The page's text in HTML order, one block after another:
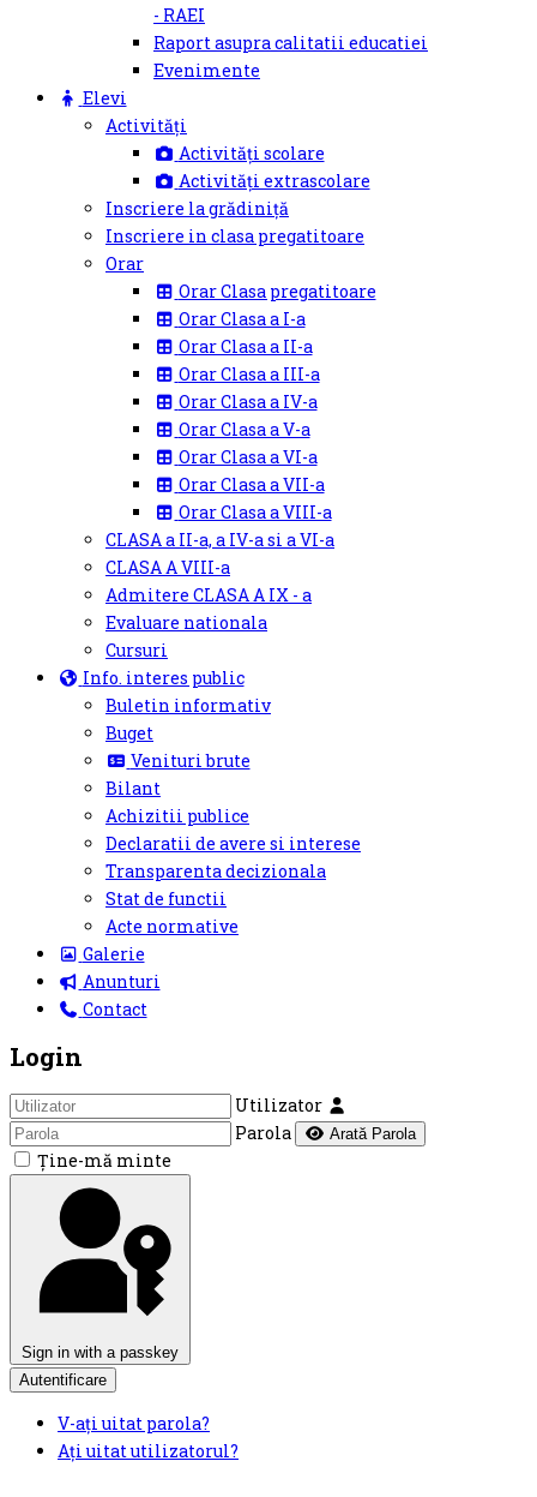
- RAEI
Raport asupra calitatii educatiei
Evenimente
Elevi
Activități
Activități scolare
Activități extrascolare
Inscriere la grădiniță
Inscriere in clasa pregatitoare
Orar
Orar Clasa pregatitoare
Orar Clasa a I-a
Orar Clasa a II-a
Orar Clasa a III-a
Orar Clasa a IV-a
Orar Clasa a V-a
Orar Clasa a VI-a
Orar Clasa a VII-a
Orar Clasa a VIII-a
CLASA a II-a, a IV-a si a VI-a
CLASA A VIII-a
Admitere CLASA A IX - a
Evaluare nationala
Cursuri
Info. interes public
Buletin informativ
Buget
Venituri brute
Bilant
Achizitii publice
Declaratii de avere si interese
Transparenta decizionala
Stat de functii
Acte normative
Galerie
Anunturi
Contact
Login
Utilizator
Parola
Arată Parola
Ţine-mă minte
Sign in with a passkey
Autentificare
V-ați uitat parola?
Ați uitat utilizatorul?